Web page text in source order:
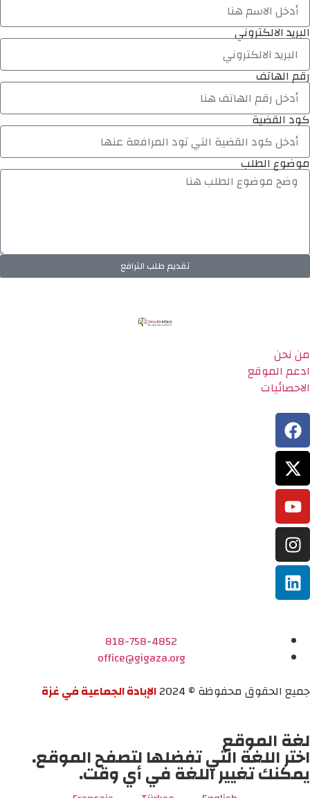
البريد الالكتروني
رقم الهاتف
كود القضية
موضوع الطلب
تقديم طلب الترافع
من نحن
ادعم الموقع
الاحصائيات
818-758-4852
office@gigaza.org
جميع الحقوق محفوظة © 2024
الإبادة الجماعية في غزة
لغة الموقع
اختر اللغة التي تفضلها لتصفح الموقع.
يمكنك تغيير اللغة في أي وقت.